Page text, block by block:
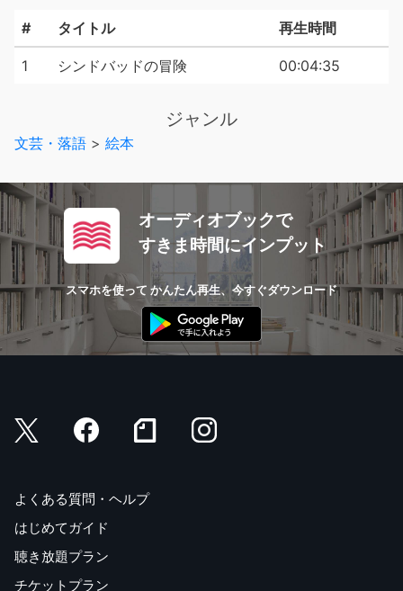
# タイトル 再生時間
1 シンドバッドの冒険 00:04:35
ジャンル
文芸・落語 > 絵本
オーディオブックで
すきま時間にインプット
スマホを使って かんたん再生、今すぐダウンロード
よくある質問・ヘルプ
はじめてガイド
聴き放題プラン
チケットプラン